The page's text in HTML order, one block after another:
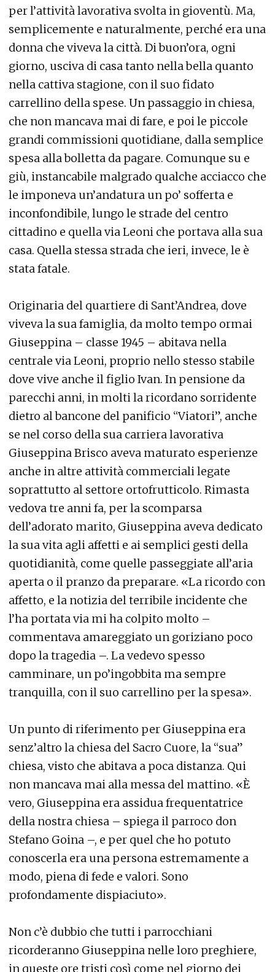
per l’attività lavorativa svolta in gioventù. Ma,
semplicemente e naturalmente, perché era una
donna che viveva la città. Di buon’ora, ogni
giorno, usciva di casa tanto nella bella quanto
nella cattiva stagione, con il suo fidato
carrellino della spese. Un passaggio in chiesa,
che non mancava mai di fare, e poi le piccole
grandi commissioni quotidiane, dalla semplice
spesa alla bolletta da pagare. Comunque su e
giù, instancabile malgrado qualche acciacco che
le imponeva un’andatura un po’ sofferta e
inconfondibile, lungo le strade del centro
cittadino e quella via Leoni che portava alla sua
casa. Quella stessa strada che ieri, invece, le è
stata fatale.
Originaria del quartiere di Sant’Andrea, dove
viveva la sua famiglia, da molto tempo ormai
Giuseppina – classe 1945 – abitava nella
centrale via Leoni, proprio nello stesso stabile
dove vive anche il figlio Ivan. In pensione da
parecchi anni, in molti la ricordano sorridente
dietro al bancone del panificio “Viatori”, anche
se nel corso della sua carriera lavorativa
Giuseppina Brisco aveva maturato esperienze
anche in altre attività commerciali legate
soprattutto al settore ortofrutticolo. Rimasta
vedova tre anni fa, per la scomparsa
dell’adorato marito, Giuseppina aveva dedicato
la sua vita agli affetti e ai semplici gesti della
quotidianità, come quelle passeggiate all’aria
aperta o il pranzo da preparare. «La ricordo con
affetto, e la notizia del terribile incidente che
l’ha portata via mi ha colpito molto –
commentava amareggiato un goriziano poco
dopo la tragedia –. La vedevo spesso
camminare, un po’ingobbita ma sempre
tranquilla, con il suo carrellino per la spesa».
Un punto di riferimento per Giuseppina era
senz’altro la chiesa del Sacro Cuore, la “sua”
chiesa, visto che abitava a poca distanza. Qui
non mancava mai alla messa del mattino. «È
vero, Giuseppina era assidua frequentatrice
della nostra chiesa – spiega il parroco don
Stefano Goina –, e per quel che ho potuto
conoscerla era una persona estremamente a
modo, piena di fede e valori. Sono
profondamente dispiaciuto».
Non c’è dubbio che tutti i parrocchiani
ricorderanno Giuseppina nelle loro preghiere,
in queste ore tristi così come nel giorno dei